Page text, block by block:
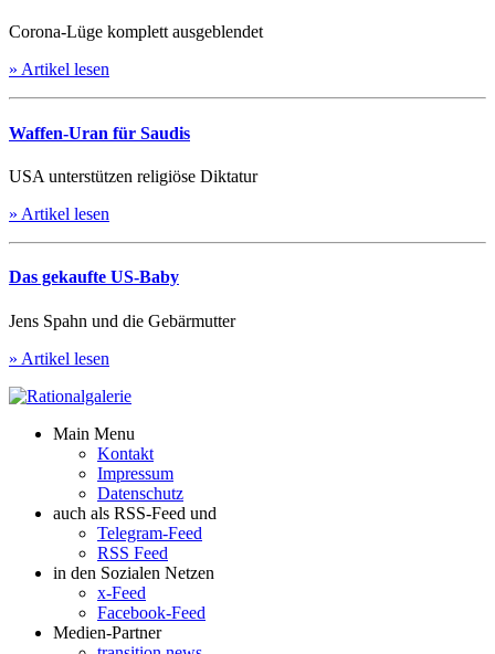
Corona-Lüge komplett ausgeblendet
» Artikel lesen
Waffen-Uran für Saudis
USA unterstützen religiöse Diktatur
» Artikel lesen
Das gekaufte US-Baby
Jens Spahn und die Gebärmutter
» Artikel lesen
Main Menu
Kontakt
Impressum
Datenschutz
auch als RSS-Feed und
Telegram-Feed
RSS Feed
in den Sozialen Netzen
x-Feed
Facebook-Feed
Medien-Partner